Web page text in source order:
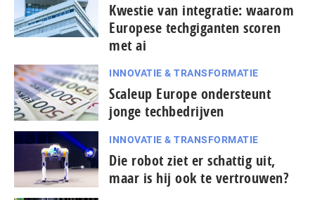
Kwestie van integratie: waarom
Europese techgiganten scoren
met ai
INNOVATIE & TRANSFORMATIE
Scaleup Europe ondersteunt
jonge techbedrijven
INNOVATIE & TRANSFORMATIE
Die robot ziet er schattig uit,
maar is hij ook te vertrouwen?